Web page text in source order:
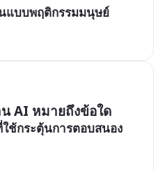
แบบพฤติกรรมมนุษย์
AI หมายถึงข้อใด
ช้กระตุ้นการตอบสนอง